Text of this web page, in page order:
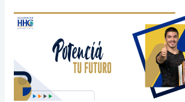
Potenciá